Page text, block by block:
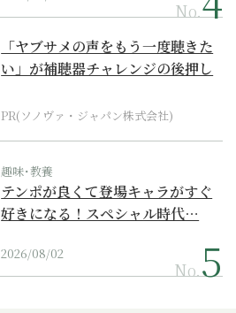
No.
「ヤブサメの声をもう一度聴きた
い」が補聴器チャレンジの後押し
PR(ソノヴァ・ジャパン株式会社)
趣味･教養
テンポが良くて登場キャラがすぐ
好きになる！スペシャル時代…
2026/08/02
No.